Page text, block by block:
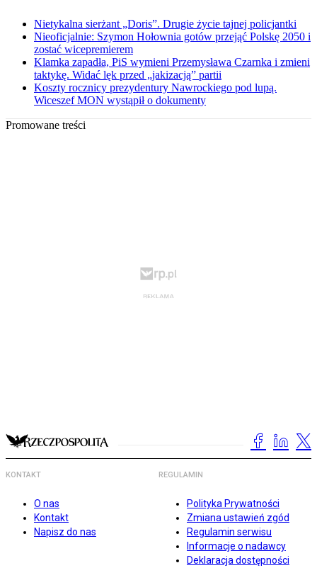
Nietykalna sierżant „Doris”. Drugie życie tajnej policjantki
Nieoficjalnie: Szymon Hołownia gotów przejąć Polskę 2050 i
zostać wicepremierem
Klamka zapadła, PiS wymieni Przemysława Czarnka i zmieni
taktykę. Widać lęk przed „jakizacją” partii
Koszty rocznicy prezydentury Nawrockiego pod lupą.
Wiceszef MON wystąpił o dokumenty
Promowane treści
KONTAKT
O nas
Kontakt
Napisz do nas
REGULAMIN
Polityka Prywatności
Zmiana ustawień zgód
Regulamin serwisu
Informacje o nadawcy
Deklaracja dostępności